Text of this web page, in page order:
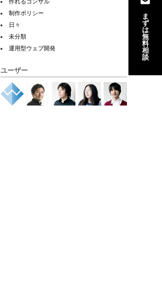
作れるコンサル
制作ポリシー
日々
未分類
運用型ウェブ開発
ユーザー
ま
ず
は
無
料
相
談